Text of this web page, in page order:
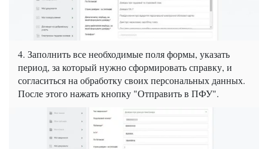
4. Заполнить все необходимые поля формы, указать
период, за который нужно сформировать справку, и
согласиться на обработку своих персональных данных.
После этого нажать кнопку "Отправить в ПФУ".